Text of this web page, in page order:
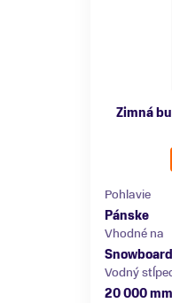
Zimná
Pohlavie
Pánske
Vhodné na
Vodný
20 000 mm